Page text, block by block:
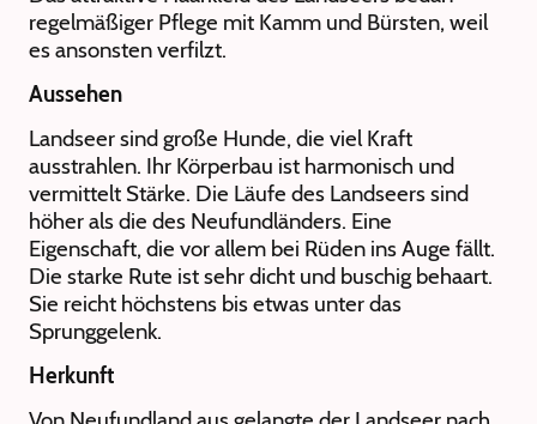
regelmäßiger Pflege mit Kamm und Bürsten, weil
es ansonsten verfilzt.
Aussehen
Landseer sind große Hunde, die viel Kraft
ausstrahlen. Ihr Körperbau ist harmonisch und
vermittelt Stärke. Die Läufe des Landseers sind
höher als die des Neufundländers. Eine
Eigenschaft, die vor allem bei Rüden ins Auge fällt.
Die starke Rute ist sehr dicht und buschig behaart.
Sie reicht höchstens bis etwas unter das
Sprunggelenk.
Herkunft